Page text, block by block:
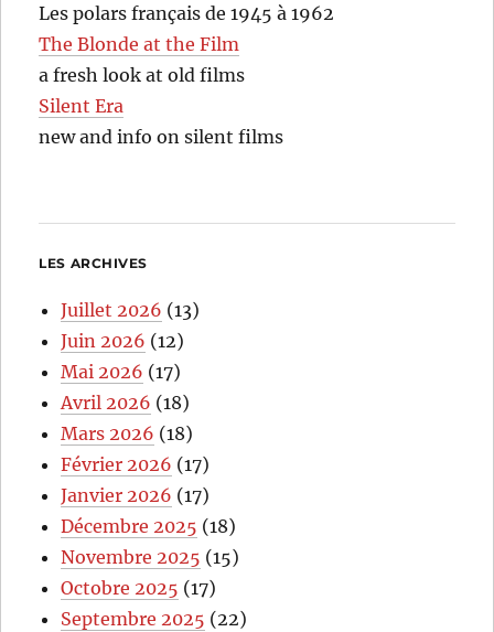
Les polars français de 1945 à 1962
The Blonde at the Film
a fresh look at old films
Silent Era
new and info on silent films
LES ARCHIVES
Juillet 2026 (13)
Juin 2026 (12)
Mai 2026 (17)
Avril 2026 (18)
Mars 2026 (18)
Février 2026 (17)
Janvier 2026 (17)
Décembre 2025 (18)
Novembre 2025 (15)
Octobre 2025 (17)
Septembre 2025 (22)